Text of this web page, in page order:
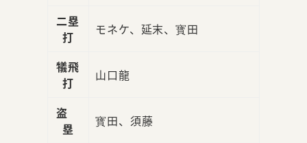
二塁
打
モネケ、延末、寳田
犠飛
打
山口龍
盗
塁
寳田、須藤